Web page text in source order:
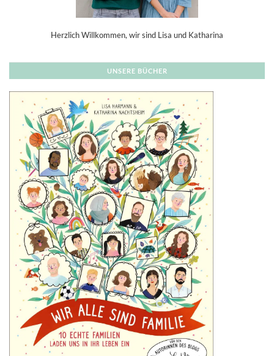
Herzlich Willkommen, wir sind Lisa und Katharina
UNSERE BÜCHER